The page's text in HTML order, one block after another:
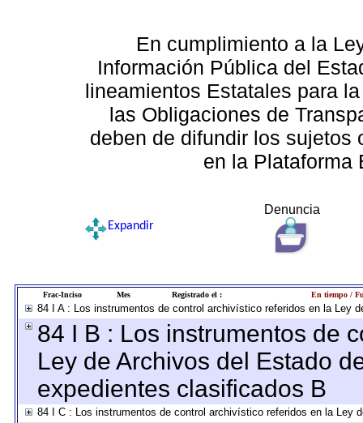
En cumplimiento a la
Información Pública del
lineamientos Estatales para
las Obligaciones de
deben de difundir los sujetos
en la Plataforma
Denuncia
Expandir
Frac-Inciso Mes Registrado el : En tiempo /
84 I A : Los instrumentos de control archivístico referidos en la Ley
84 I B : Los instrumentos de
Ley de Archivos del Estado
expedientes clasificados B
84 I C : Los instrumentos de control archivístico referidos en la Ley